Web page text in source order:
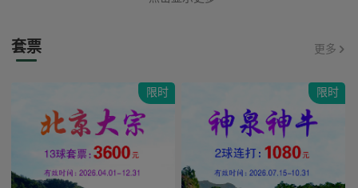
套票 更多
限时 限时